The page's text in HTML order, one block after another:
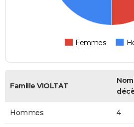
Femmes
Famille VIOLTAT
Hommes 4